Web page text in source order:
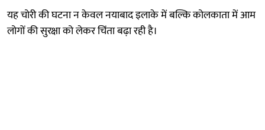
यह चोरी की घटना न केवल नयाबाद इलाके में बल्कि कोलकाता में आम
लोगों की सुरक्षा को लेकर चिंता बढ़ा रही है।